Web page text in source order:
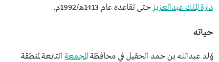
تاريخ الميلاد
1357هـ/1938م.
تاريخ الوفاة
المجال المهني
أديب.
دارة الملك عبدالعزيز حتى تقاعده عام 1413هـ/1992م.
حياته
وُلد عبدالله بن حمد الحقيل في محافظةالمجمعة التابعة لمنطقة